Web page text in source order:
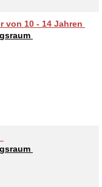
von 10 - 14 Jahren